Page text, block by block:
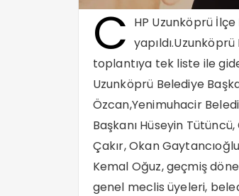
C HP Uzunköprü İlçe
toplantıya tek liste ile
Uzunköprü Belediye
Özcan,Yenimuhacir
Başkanı Hüseyin
Çakır, Okan
Kemal Oğuz, geçmiş
genel meclis üyeleri,